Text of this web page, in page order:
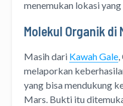
menemukan lokasi
Molekul Organik di
Masih dari Kawah Gale
melaporkan
yang bisa mendukung
Mars. Bukti itu